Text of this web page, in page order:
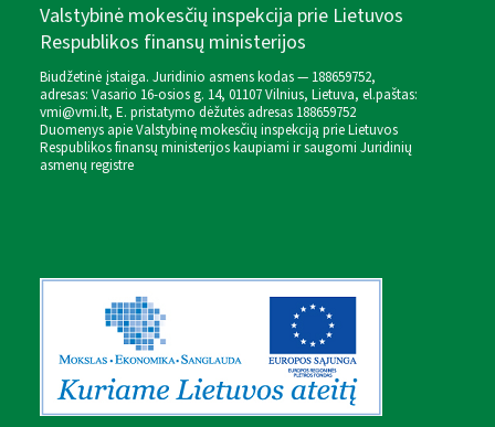
Valstybinė mokesčių inspekcija prie Lietuvos
Respublikos finansų ministerijos
Biudžetinė įstaiga. Juridinio asmens kodas — 188659752,
adresas: Vasario 16-osios g. 14, 01107 Vilnius, Lietuva, el.paštas:
vmi@vmi.lt, E. pristatymo dėžutės adresas 188659752
Duomenys apie Valstybinę mokesčių inspekciją prie Lietuvos
Respublikos finansų ministerijos kaupiami ir saugomi Juridinių
asmenų registre